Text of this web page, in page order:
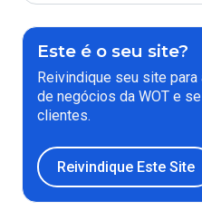
Este é o seu site?
Reivindique seu site
de negócios da WOT e
clientes.
Reivindique Este Site